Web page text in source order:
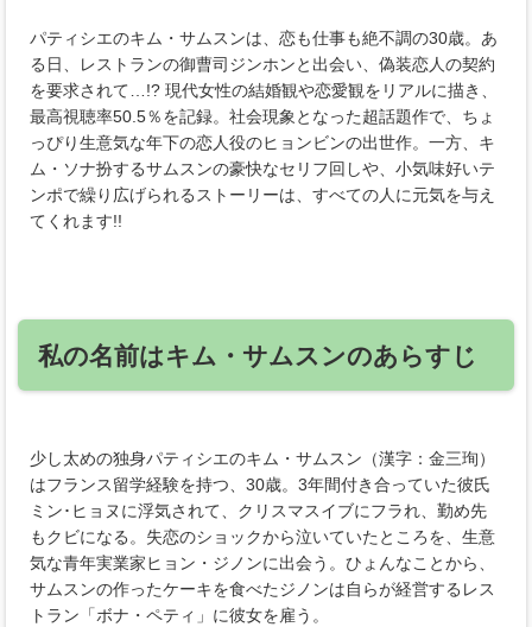
パティシエのキム・サムスンは、恋も仕事も絶不調の30歳。あ
る日、レストランの御曹司ジンホンと出会い、偽装恋人の契約
を要求されて…!? 現代女性の結婚観や恋愛観をリアルに描き、
最高視聴率50.5％を記録。社会現象となった超話題作で、ちょ
っぴり生意気な年下の恋人役のヒョンビンの出世作。一方、キ
ム・ソナ扮するサムスンの豪快なセリフ回しや、小気味好いテ
ンポで繰り広げられるストーリーは、すべての人に元気を与え
てくれます!!
私の名前はキム・サムスンのあらすじ
少し太めの独身パティシエのキム・サムスン（漢字：金三珣）
はフランス留学経験を持つ、30歳。3年間付き合っていた彼氏
ミン･ヒョヌに浮気されて、クリスマスイブにフラれ、勤め先
もクビになる。失恋のショックから泣いていたところを、生意
気な青年実業家ヒョン・ジノンに出会う。ひょんなことから、
サムスンの作ったケーキを食べたジノンは自らが経営するレス
トラン「ボナ・ペティ」に彼女を雇う。